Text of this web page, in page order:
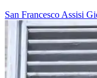
San Francesco Assisi